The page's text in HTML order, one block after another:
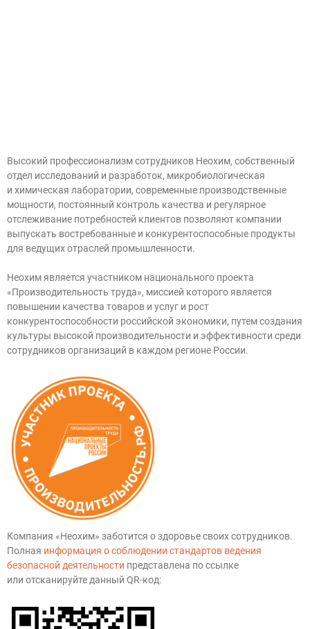
Высокий профессионализм сотрудников Неохим, собственный
отдел исследований и разработок, микробиологическая
и химическая лаборатории, современные производственные
мощности, постоянный контроль качества и регулярное
отслеживание потребностей клиентов позволяют компании
выпускать востребованные и конкурентоспособные продукты
для ведущих отраслей промышленности.
Неохим является участником национального проекта
«Производительность труда», миссией которого является
повышении качества товаров и услуг и рост
конкурентоспособности российской экономики, путем создания
культуры высокой производительности и эффективности среди
сотрудников организаций в каждом регионе России.
Компания «Неохим» заботится о здоровье своих сотрудников.
Полная информация о соблюдении стандартов ведения
безопасной деятельности представлена по ссылке
или отсканируйте данный QR-код: